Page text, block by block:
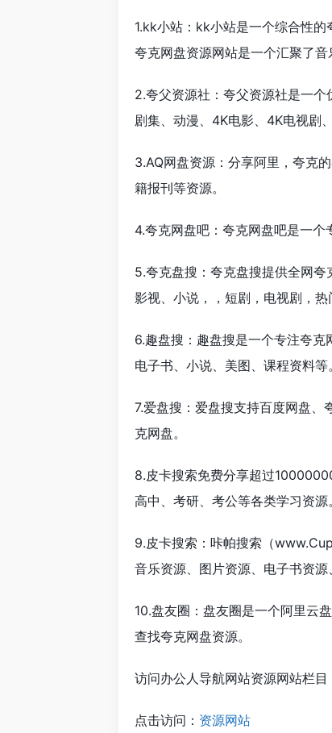
1.kk小站：kk小站是一个综合性
夸克网盘资源网站是一个汇聚了
2.夸父资源社：夸父资源社是一个
剧集、动漫、4K电影、4K电视剧
3.AQ网盘资源：分享阿里，夸克
籍报刊等资源。
4.夸克网盘吧：夸克网盘吧是一个
5.夸克盘搜：夸克盘搜提供全网
影视、小说，，短剧，电视剧，热
6.趣盘搜：趣盘搜是一个专注夸克
电子书、小说、美图、课程资料等。
7.爱盘搜：爱盘搜支持百度网盘
克网盘。
8.皮卡搜索免费分享超过
高中、考研、考公等各类学习资源。
9.皮卡搜索：咔帕搜索（
音乐资源、图片资源、电子书资源
10.盘友圈：盘友圈是一个阿里云
查找夸克网盘资源。
访问办公人导航网站资源网站栏
点击访问： 资源网站